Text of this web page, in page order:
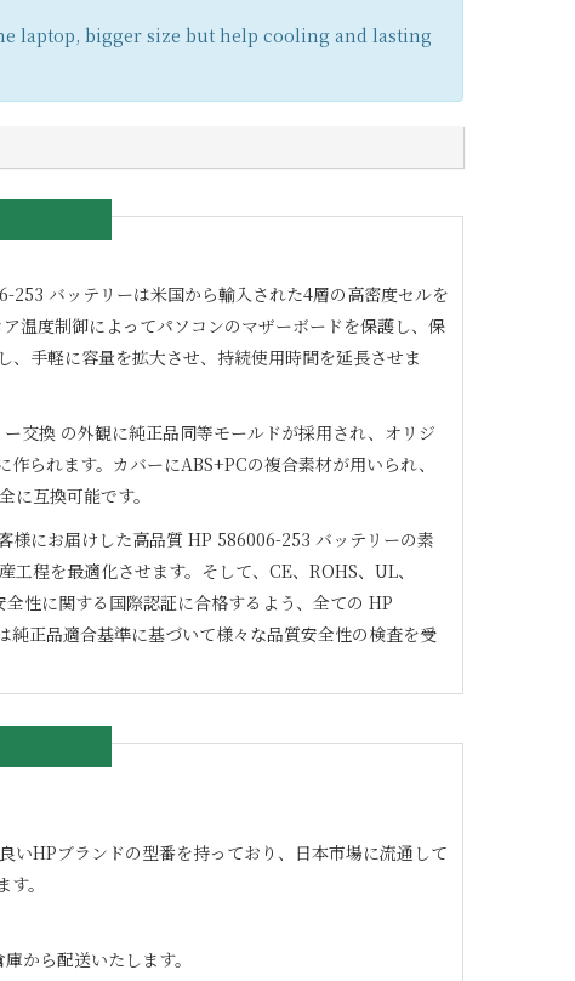
laptop, bigger size but help cooling and lasting
253 バッテリーは米国から輸入された4層の高密度セルを
温度制御によってパソコンのマザーボードを保護し、保
、手軽に容量を拡大させ、持続使用時間を延長させま
交換 の外観に純正品同等モールドが採用され、オリジ
作られます。カバーにABS+PCの複合素材が用いられ、
に互換可能です。
様にお届けした高品質 HP 586006-253 バッテリーの素
工程を最適化させます。そして、CE、ROHS、UL、
性に関する国際認証に合格するよう、全ての HP
純正品適合基準に基づいて様々な品質安全性の検査を受
HPブランドの型番を持っており、日本市場に流通して
。
から配送いたします。